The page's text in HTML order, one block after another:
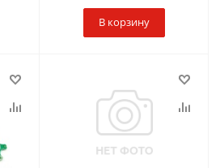
В корзину